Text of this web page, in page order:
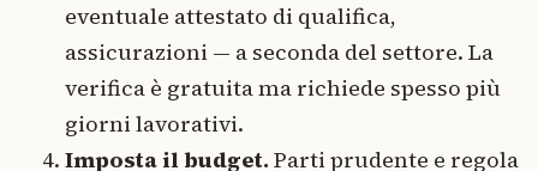
eventuale attestato di qualifica,
assicurazioni — a seconda del settore. La
verifica è gratuita ma richiede spesso più
giorni lavorativi.
Imposta il budget. Parti prudente e regola